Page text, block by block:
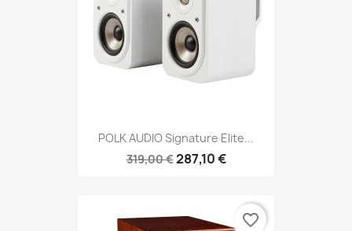
POLK AUDIO Signature Elite...
319,00 €287,10 €
favorite_border